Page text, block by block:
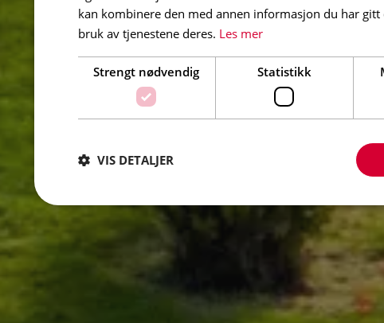
kan kombinere den med annen informasjon du har
bruk av tjenestene deres. Les mer
Strengt nødvendig Statistikk
VIS DETALJER
Strengt nødvendig Statistikk
Strengt nødvendige informasjonskapsler tillater kjernefunksjoner på
Nettstedet kan ikke brukes riktig uten strengt nødvendige
Forsørger
Domene